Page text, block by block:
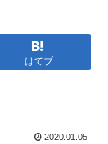
はてブ
2020.01.05